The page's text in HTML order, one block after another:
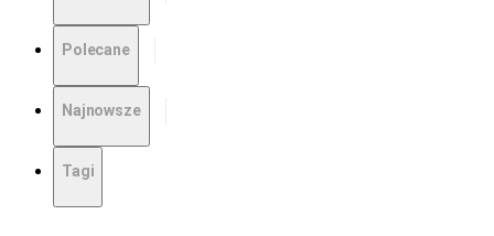
Polecane
Najnowsze
Tagi